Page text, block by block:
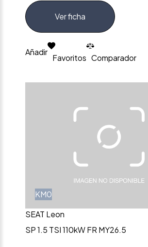
Ver ficha
Añadir
Favoritos Comparador
KM0
SEAT Leon
SP 1.5 TSI 110kW FR MY26.5